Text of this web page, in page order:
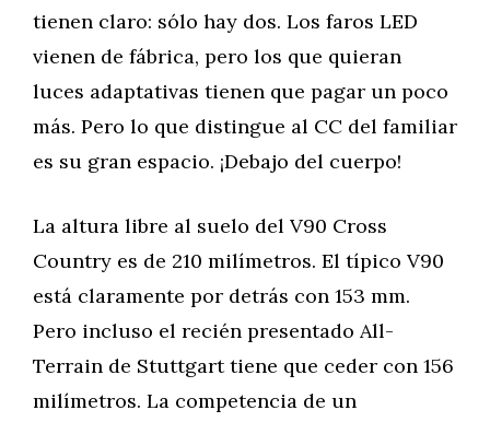
tienen claro: sólo hay dos. Los faros LED
vienen de fábrica, pero los que quieran
luces adaptativas tienen que pagar un poco
más. Pero lo que distingue al CC del familiar
es su gran espacio. ¡Debajo del cuerpo!
La altura libre al suelo del V90 Cross
Country es de 210 milímetros. El típico V90
está claramente por detrás con 153 mm.
Pero incluso el recién presentado All-
Terrain de Stuttgart tiene que ceder con 156
milímetros. La competencia de un